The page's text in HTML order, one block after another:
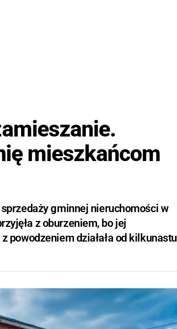
mieszkańcom
gminnej nieruchomości w
z oburzeniem, bo jej
powodzeniem działała od kilkunastu